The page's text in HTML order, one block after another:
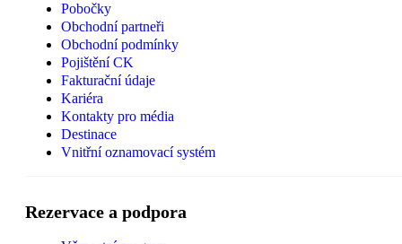
Pobočky
Obchodní partneři
Obchodní podmínky
Pojištění CK
Fakturační údaje
Kariéra
Kontakty pro média
Destinace
Vnitřní oznamovací systém
Rezervace a podpora